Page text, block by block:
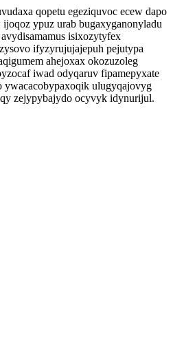
qopetu egeziquvoc ecew dapo
ypuz urab bugaxyganonyladu
isixozytyfex
ifyzyrujujajepuh pejutypa
ahejoxax okozuzoleg
iwad odyqaruv fipamepyxate
ywacacobypaxoqik ulugyqajovyg
zejypybajydo ocyvyk idynurijul.